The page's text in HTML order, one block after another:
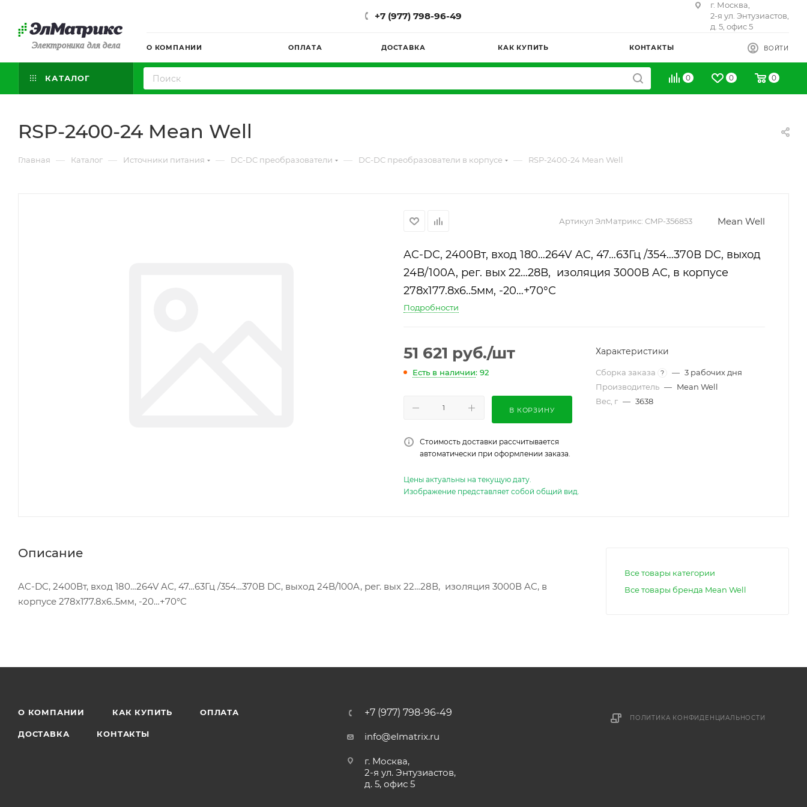
Электроника для дела
+7 (977) 798-96-49
г. Москва,
2-я ул. Энтузиастов,
д. 5, офис 5
О КОМПАНИИ ОПЛАТА ДОСТАВКА КАК КУПИТЬ КОНТАКТЫ ВОЙТИ
КАТАЛОГ 0 0 0
RSP-2400-24 Mean Well
Главная — Каталог — Источники питания — DC-DC преобразователи — DC-DC преобразователи в корпусе — RSP-2400-24 Mean Well
Артикул ЭлМатрикс: CMP-356853 Mean Well
AC-DC, 2400Вт, вход 180…264V AC, 47…63Гц /354…370В DC, выход
24В/100A, рег. вых 22…28В, изоляция 3000В AC, в корпусе
278х177.8х6..5мм, -20…+70°С
Подробности
51 621 руб./шт
Есть в наличии: 92
В КОРЗИНУ
Стоимость доставки рассчитывается
автоматически при оформлении заказа.
Характеристики
Сборка заказа ? — 3 рабочих дня
Производитель — Mean Well
Вес, г — 3638
Цены актуальны на текущую дату.
Изображение представляет собой общий вид.
Описание
AC-DC, 2400Вт, вход 180…264V AC, 47…63Гц /354…370В DC, выход 24В/100A, рег. вых 22…28В, изоляция 3000В AC, в
корпусе 278х177.8х6..5мм, -20…+70°С
Все товары категории
Все товары бренда Mean Well
О КОМПАНИИ КАК КУПИТЬ ОПЛАТА
ДОСТАВКА КОНТАКТЫ
+7 (977) 798-96-49
info@elmatrix.ru
г. Москва,
2-я ул. Энтузиастов,
д. 5, офис 5
ПОЛИТИКА КОНФИДЕНЦИАЛЬНОСТИ